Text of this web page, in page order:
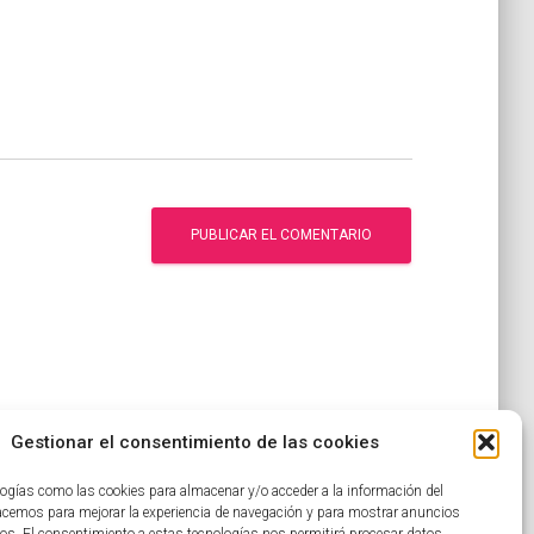
Gestionar el consentimiento de las cookies
como las cookies para almacenar y/o acceder a la información del
para mejorar la experiencia de navegación y para mostrar anuncios